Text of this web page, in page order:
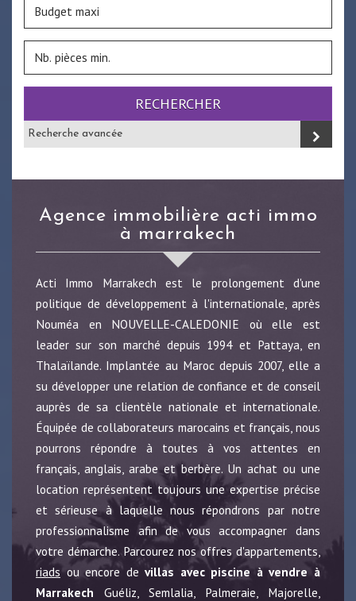
RECHERCHER
Recherche avancée
agence immobilière acti immo
à marrakech
Acti Immo Marrakech est le prolongement d'une
politique de développement à l'internationale, après
Nouméa en NOUVELLE-CALEDONIE où elle est
leader sur son marché depuis 1994 et Pattaya, en
Thalaïlande. Implantée au Maroc depuis 2007, elle a
su développer une relation de confiance et de conseil
auprès de sa clientèle nationale et internationale.
Équipée de collaborateurs marocains et français, nous
pourrons répondre à toutes à vos attentes en
français, anglais, arabe et berbère. Un achat ou une
location représentent toujours une expertise précise
et sérieuse à laquelle nous répondrons par notre
professionnalisme afin de vous accompagner dans
votre démarche. Parcourez nos offres d'appartements,
riads ou encore devillas avec piscine à vendre à
Marrakech Guéliz, Semlalia, Palmeraie, Majorelle,